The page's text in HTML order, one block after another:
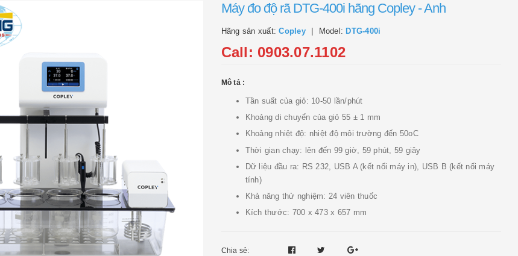
Máy đo độ rã DTG-400i hãng Copley - Anh
Hãng sản xuất:Copley Model: DTG-400i
Call: 0903.07.1102
Mô tả :
Tần suất của giỏ: 10-50 lần/phút
Khoảng di chuyển của giỏ 55 ± 1 mm
Khoảng nhiệt độ: nhiệt độ môi trường đến 50oC
Thời gian chạy: lên đến 99 giờ, 59 phút, 59 giây
Dữ liệu đầu ra: RS 232, USB A (kết nối máy in), USB B (kết nối máy
tính)
Khả năng thử nghiệm: 24 viên thuốc
Kích thước: 700 x 473 x 657 mm
Chia sẻ: